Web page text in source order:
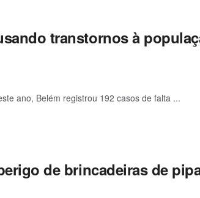
transtornos à
ano, Belém registrou 192 casos de falta ...
de brincadeiras de